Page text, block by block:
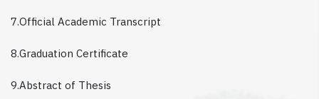
7.Official Academic Transcript
8.Graduation Certificate
9.Abstract of Thesis